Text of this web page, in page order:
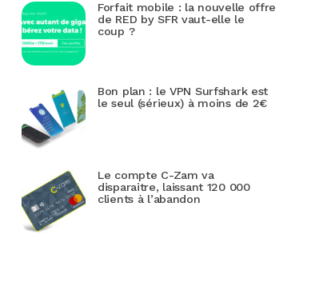
Forfait mobile : la nouvelle offre
de RED by SFR vaut-elle le
coup ?
Bon plan : le VPN Surfshark est
le seul (sérieux) à moins de 2€
Le compte C-Zam va
disparaitre, laissant 120 000
clients à l’abandon